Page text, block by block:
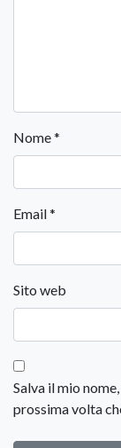
Nome*
Email*
Sito web
Salva il mio
prossima volta